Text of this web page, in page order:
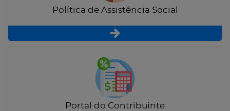
Política de Assistência Social
Portal do Contribuinte